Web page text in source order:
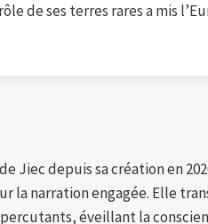
de ses terres rares a mis
Jiec depuis sa création en
la narration engagée. Elle
éveillant la